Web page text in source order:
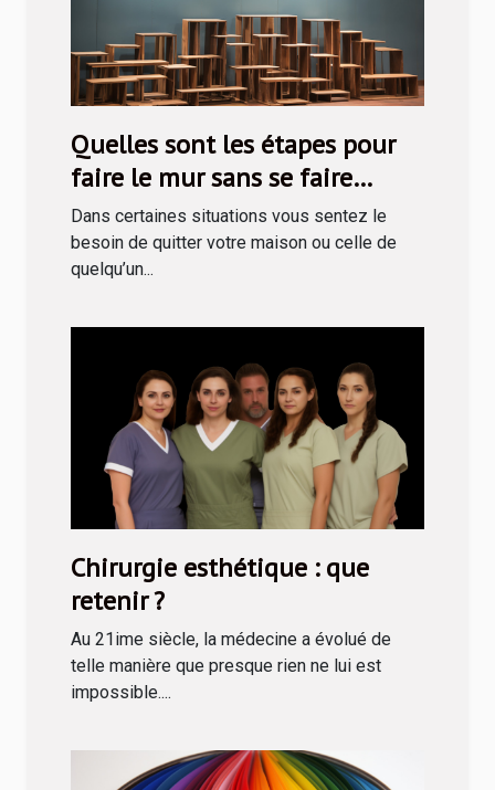
Quelles sont les étapes pour
faire le mur sans se faire
prendre ?
Dans certaines situations vous sentez le
besoin de quitter votre maison ou celle de
quelqu’un...
Chirurgie esthétique : que
retenir ?
Au 21ime siècle, la médecine a évolué de
telle manière que presque rien ne lui est
impossible....